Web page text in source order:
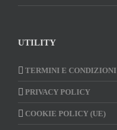
UTILITY
TERMINI E CONDIZIONI
PRIVACY POLICY
COOKIE POLICY (UE)